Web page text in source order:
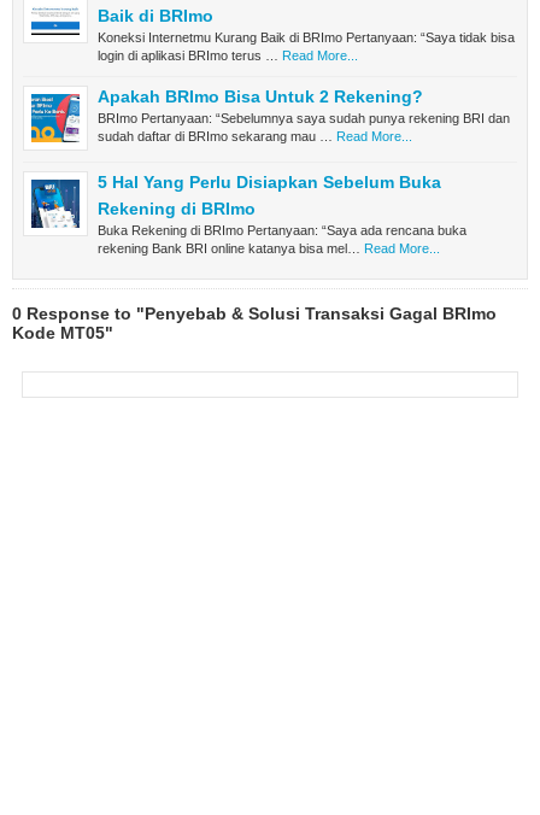
Baik di BRImo
Koneksi Internetmu Kurang Baik di BRImo Pertanyaan: “Saya tidak bisa
login di aplikasi BRImo terus …
Read More...
Apakah BRImo Bisa Untuk 2 Rekening?
BRImo Pertanyaan: “Sebelumnya saya sudah punya rekening BRI dan
sudah daftar di BRImo sekarang mau …
Read More...
5 Hal Yang Perlu Disiapkan Sebelum Buka
Rekening di BRImo
Buka Rekening di BRImo Pertanyaan: “Saya ada rencana buka
rekening Bank BRI online katanya bisa mel…
Read More...
0 Response to "Penyebab & Solusi Transaksi Gagal BRImo
Kode MT05"